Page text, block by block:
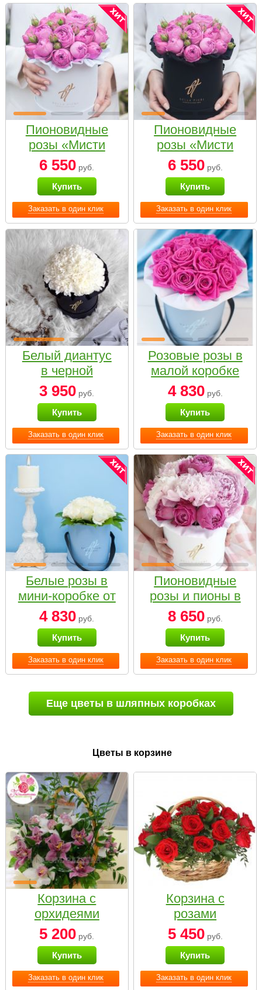
Заказать в один клик
Пионовидные
розы «Мисти
бабблс» в белой
коробке Small
6 550 руб.
Купить
Заказать в один клик
Пионовидные
розы «Мисти
бабблс» в
черной коробке
Small
6 550руб.
Купить
Заказать в один клик
Белый диантус
в черной
коробке Small
3 950 руб.
Купить
Заказать в один клик
Розовые розы в
малой коробке
4 830руб.
Купить
Заказать в один клик
Белые розы в
мини-коробке от
Bella Fiori
4 830 руб.
Купить
Заказать в один клик
Пионовидные
розы и пионы в
белой коробке
Small
8 650руб.
Купить
Еще цветы в шляпных коробках
Цветы в корзине
Заказать в один клик
Корзина с
орхидеями
малая
5 200 руб.
Купить
Заказать в один клик
Корзина с
розами
«Красный
Париж»
5 450руб.
Купить